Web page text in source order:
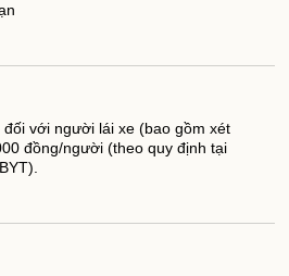
với người lái xe (bao gồm xét
đồng/người (theo quy định tại